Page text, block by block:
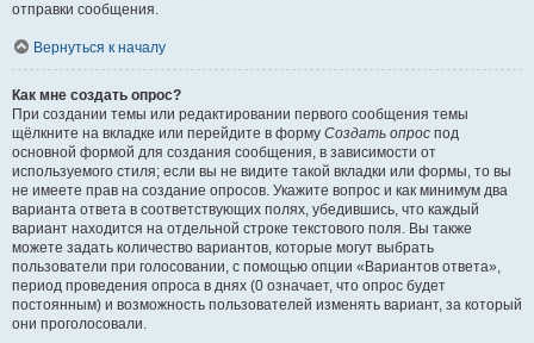
отправки сообщения.
Вернуться к началу
Как мне создать опрос?
При создании темы или редактировании первого сообщения темы
щёлкните на вкладке или перейдите в форму Создать опрос под
основной формой для создания сообщения, в зависимости от
используемого стиля; если вы не видите такой вкладки или формы, то вы
не имеете прав на создание опросов. Укажите вопрос и как минимум два
варианта ответа в соответствующих полях, убедившись, что каждый
вариант находится на отдельной строке текстового поля. Вы также
можете задать количество вариантов, которые могут выбрать
пользователи при голосовании, с помощью опции «Вариантов ответа»,
период проведения опроса в днях (0 означает, что опрос будет
постоянным) и возможность пользователей изменять вариант, за который
они проголосовали.